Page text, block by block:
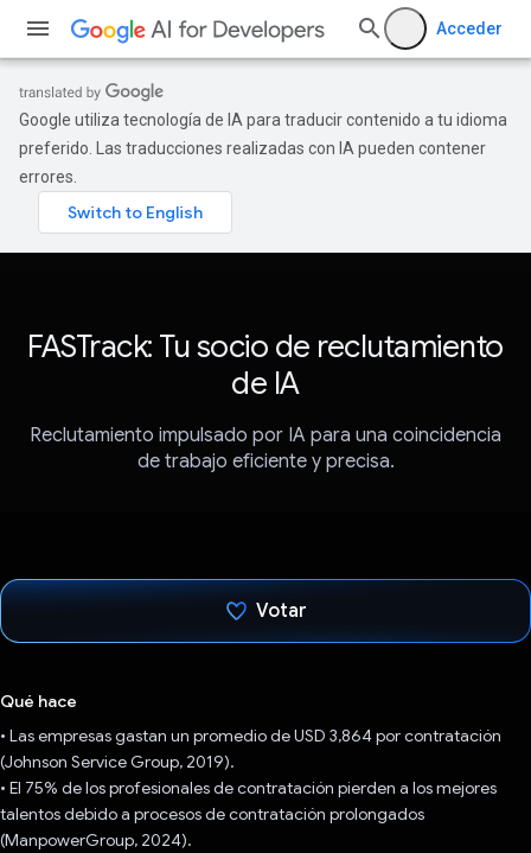
Acceder
Google utiliza tecnología de IA para traducir contenido a tu idioma
preferido. Las traducciones realizadas con IA pueden contener
errores.
FASTrack: Tu socio de reclutamiento
de IA
Reclutamiento impulsado por IA para una coincidencia
de trabajo eficiente y precisa.
Votar
Qué hace
• Las empresas gastan un promedio de USD 3,864 por contratación
(Johnson Service Group, 2019).
• El 75% de los profesionales de contratación pierden a los mejores
talentos debido a procesos de contratación prolongados
(ManpowerGroup, 2024).